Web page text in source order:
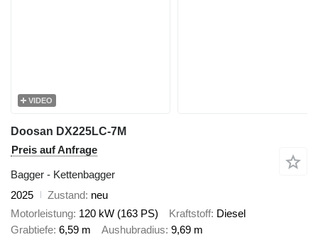
VIDEO
Doosan DX225LC-7M
Preis auf Anfrage
Bagger - Kettenbagger
2025
Zustand neu
Motorleistung 120 kW (163 PS) Kraftstoff Diesel
Grabtiefe 6,59 m Aushubradius 9,69 m